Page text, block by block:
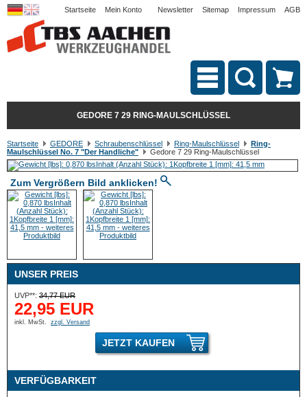
Startseite Mein Konto Newsletter Sitemap Impressum AGB
GEDORE 7 29 RING-MAULSCHLÜSSEL
Startseite GEDORE Schraubenschlüssel Ring-Maulschlüssel
Ring-
Maulschlüssel No. 7 "Der Handliche"
Gedore 7 29 Ring-Maulschlüssel
Zum Vergrößern Bild anklicken!
UNSER PREIS
UVP**: 34,77 EUR
22,95 EUR
inkl. MwSt. zzgl. Versand
JETZT KAUFEN
VERFÜGBARKEIT